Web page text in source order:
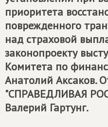
приоритета
поврежденного
над страховой
законопроекту
Комитета по
Анатолий Аксаков.
"СПРАВЕДЛИВАЯ
Валерий Гартунг.